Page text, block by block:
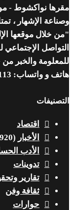
مقرها نواكشوط -
وصناعة الإشهار ،
"من خلال موقعها
التواصل
للمعلومة والخبر
هاتف و واتساب: 36103113
التصنيفات
اقتصاد
الأخبار (5٬920)
الأدب
تدوينات
تقارير
ثقافة وفن
حوارات